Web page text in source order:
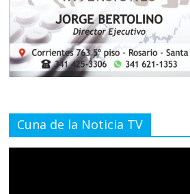
Cuna de la Noticia TV